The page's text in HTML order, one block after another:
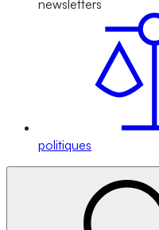
newsletters
politiques